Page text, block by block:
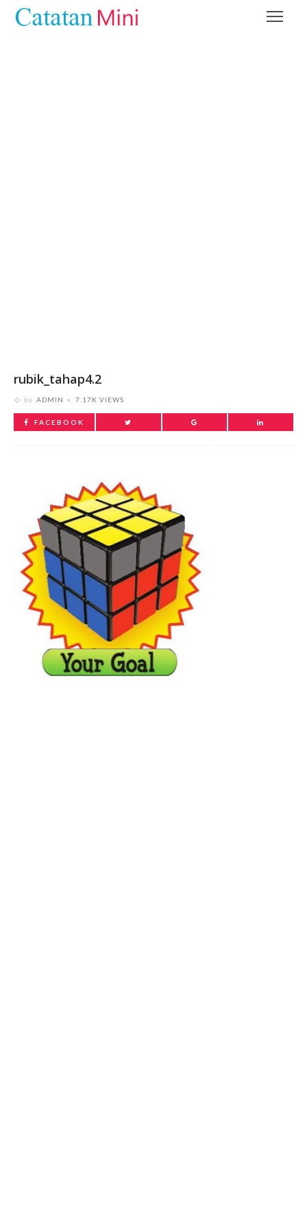
rubik_tahap4.2
by ADMIN 7.17K VIEWS
FACEBOOK